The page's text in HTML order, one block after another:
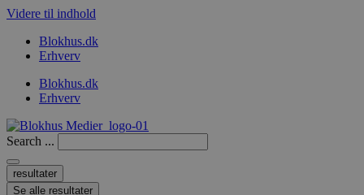
Videre til indhold
Blokhus.dk
Erhverv
Blokhus.dk
Erhverv
Search ...
resultater
Se alle resultater